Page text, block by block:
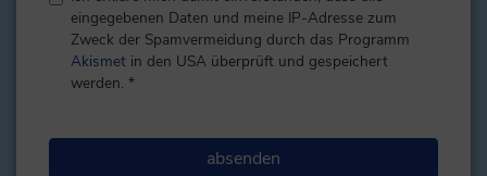
eingegebenen Daten und meine IP-Adresse zum
Zweck der Spamvermeidung durch das Programm
Akismet in den USA überprüft und gespeichert
werden. *